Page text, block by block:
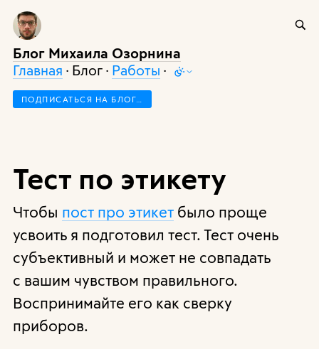
Блог Михаила Озорнина
Главная · Блог · Работы ·
ПОДПИСАТЬСЯ НА БЛОГ…
Тест по этикету
Чтобы пост про этикетбыло проще
усвоить я подготовил тест. Тест очень
субъективный и может не совпадать
с вашим чувством правильного.
Воспринимайте его как сверку
приборов.